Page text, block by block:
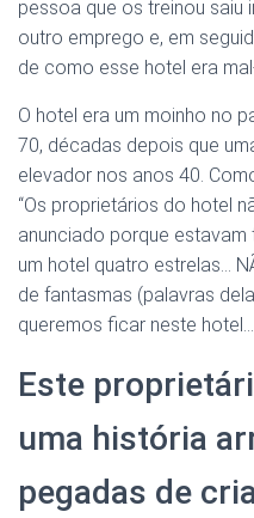
pessoa que os treinou saiu
outro emprego e, em
de como esse hotel era
O hotel era um moinho no
70, décadas depois que
elevador nos anos 40.
“Os proprietários do hotel
anunciado porque
um hotel quatro estrelas…
de fantasmas (palavras
queremos ficar neste hotel…
Este
uma história
pegadas de